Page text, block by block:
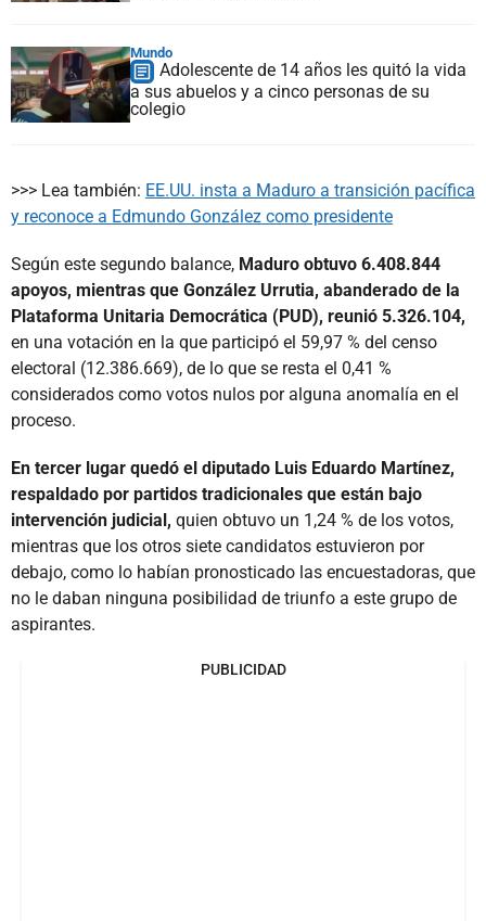
Mundo
Adolescente de 14 años les quitó la vida
a sus abuelos y a cinco personas de su
colegio
>>> Lea también: EE.UU. insta a Maduro a transición pacífica
y reconoce a Edmundo González como presidente
Según este segundo balance, Maduro obtuvo 6.408.844
apoyos, mientras que González Urrutia, abanderado de la
Plataforma Unitaria Democrática (PUD), reunió 5.326.104,
en una votación en la que participó el 59,97 % del censo
electoral (12.386.669), de lo que se resta el 0,41 %
considerados como votos nulos por alguna anomalía en el
proceso.
En tercer lugar quedó el diputado Luis Eduardo Martínez,
respaldado por partidos tradicionales que están bajo
intervención judicial, quien obtuvo un 1,24 % de los votos,
mientras que los otros siete candidatos estuvieron por
debajo, como lo habían pronosticado las encuestadoras, que
no le daban ninguna posibilidad de triunfo a este grupo de
aspirantes.
PUBLICIDAD